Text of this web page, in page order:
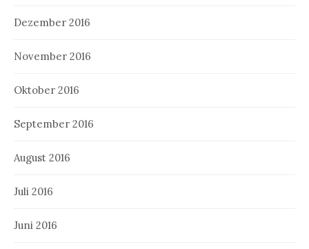
Dezember 2016
November 2016
Oktober 2016
September 2016
August 2016
Juli 2016
Juni 2016